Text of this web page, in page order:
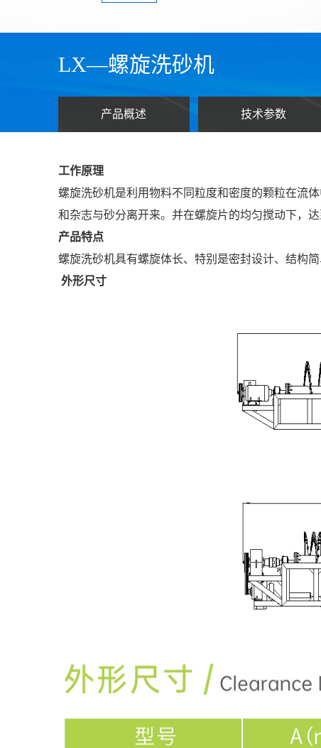
LX—螺旋洗砂机
产品概述 技术参数
工作原理
螺旋洗砂机是利用物料不同粒度和密度的颗粒在流
和杂志与砂分离开来。并在螺旋片的均匀搅动下，
产品特点
螺旋洗砂机具有螺旋体长、特别是密封设计、结构
外形尺寸